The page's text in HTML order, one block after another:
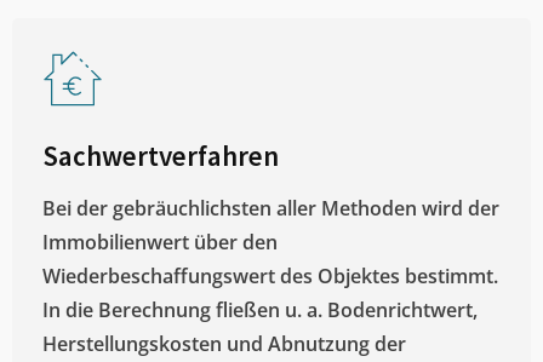
Sachwertverfahren
Bei der gebräuchlichsten aller Methoden wird der
Immobilienwert über den
Wiederbeschaffungswert des Objektes bestimmt.
In die Berechnung fließen u. a. Bodenrichtwert,
Herstellungskosten und Abnutzung der